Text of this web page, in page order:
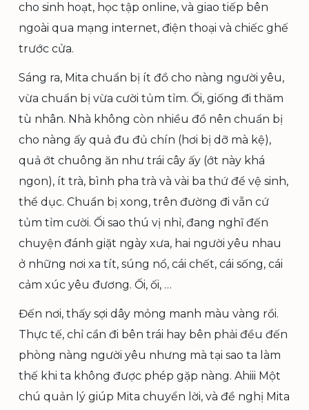
cho sinh hoạt, học tập online, và giao tiếp bên
ngoài qua mạng internet, điện thoại và chiếc ghế
trước cửa.
Sáng ra, Mita chuẩn bị ít đồ cho nàng người yêu,
vừa chuẩn bị vừa cười tủm tỉm. Ối, giống đi thăm
tù nhân. Nhà không còn nhiều đồ nên chuẩn bị
cho nàng ấy quả đu đủ chín (hơi bị dỡ mà kệ),
quả ớt chuông ăn như trái cây ấy (ớt này khá
ngon), ít trà, bình pha trà và vài ba thứ để vệ sinh,
thể dục. Chuẩn bị xong, trên đường đi vẫn cứ
tủm tỉm cười. Ối sao thú vị nhỉ, đang nghĩ đến
chuyện đánh giặt ngày xưa, hai người yêu nhau
ở những nơi xa tít, súng nổ, cái chết, cái sống, cái
cảm xúc yêu đương. Ối, ối, …
Đến nơi, thấy sợi dây mỏng manh màu vàng rồi.
Thực tế, chỉ cần đi bên trái hay bên phải đều đến
phòng nàng người yêu nhưng mà tại sao ta làm
thế khi ta không được phép gặp nàng. Ahiii Một
chú quản lý giúp Mita chuyển lời, và đề nghị Mita